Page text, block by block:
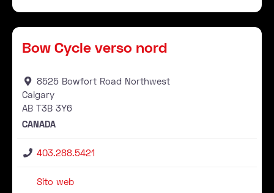
Bow Cycle verso nord
8525 Bowfort Road Northwest
Calgary
AB T3B 3Y6
CANADA
403.288.5421
Sito web